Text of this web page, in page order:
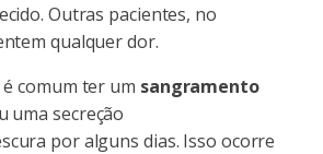
Outras pacientes, no
qualquer dor.
comum ter um sangramento
uma secreção
por alguns dias. Isso ocorre